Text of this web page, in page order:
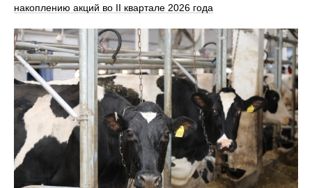
накоплению акций во II квартале 2026 года